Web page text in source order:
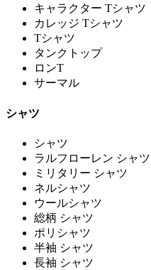
キャラクター Tシャツ
カレッジ Tシャツ
Tシャツ
タンクトップ
ロンT
サーマル
シャツ
シャツ
ラルフローレン シャツ
ミリタリー シャツ
ネルシャツ
ウールシャツ
総柄 シャツ
ポリシャツ
半袖 シャツ
長袖 シャツ